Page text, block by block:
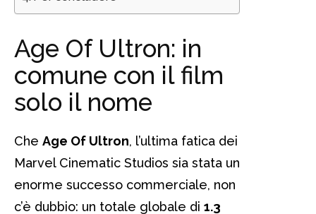
Age Of Ultron: in
comune con il film
solo il nome
Che Age Of Ultron, l’ultima fatica dei
Marvel Cinematic Studios sia stata un
enorme successo commerciale, non
c’è dubbio: un totale globale di 1.3